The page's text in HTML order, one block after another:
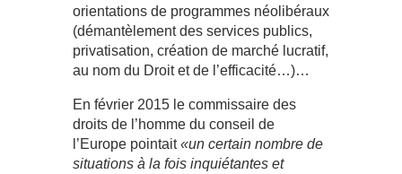
orientations de programmes néolibéraux
(démantèlement des services publics,
privatisation, création de marché lucratif,
au nom du Droit et de l’efficacité…)…
En février 2015 le commissaire des
droits de l’homme du conseil de
l’Europe pointait«un certain nombre de
situations à la fois inquiétantes et